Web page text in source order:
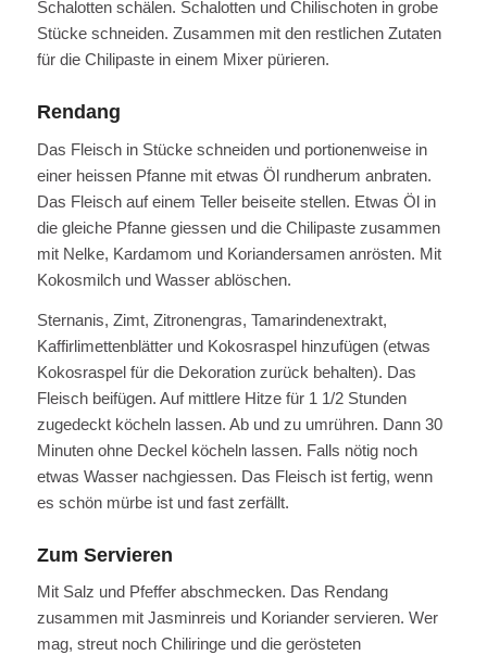
Schalotten schälen. Schalotten und Chilischoten in grobe
Stücke schneiden. Zusammen mit den restlichen Zutaten
für die Chilipaste in einem Mixer pürieren.
Rendang
Das Fleisch in Stücke schneiden und portionenweise in
einer heissen Pfanne mit etwas Öl rundherum anbraten.
Das Fleisch auf einem Teller beiseite stellen. Etwas Öl in
die gleiche Pfanne giessen und die Chilipaste zusammen
mit Nelke, Kardamom und Koriandersamen anrösten. Mit
Kokosmilch und Wasser ablöschen.
Sternanis, Zimt, Zitronengras, Tamarindenextrakt,
Kaffirlimettenblätter und Kokosraspel hinzufügen (etwas
Kokosraspel für die Dekoration zurück behalten). Das
Fleisch beifügen. Auf mittlere Hitze für 1 1/2 Stunden
zugedeckt köcheln lassen. Ab und zu umrühren. Dann 30
Minuten ohne Deckel köcheln lassen. Falls nötig noch
etwas Wasser nachgiessen. Das Fleisch ist fertig, wenn
es schön mürbe ist und fast zerfällt.
Zum Servieren
Mit Salz und Pfeffer abschmecken. Das Rendang
zusammen mit Jasminreis und Koriander servieren. Wer
mag, streut noch Chiliringe und die gerösteten